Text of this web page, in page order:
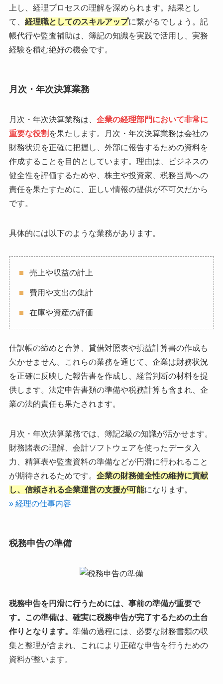
上し、経理プロセスの理解を深められます。結果とし
て、 経理職としてのスキルアップに繋がるでしょう。記
帳代行や監査補助は、簿記の知識を実践で活用し、実務
経験を積む絶好の機会です。
月次・年次決算業務
月次・年次決算業務は、 企業の経理部門において非常に
重要な役割 を果たします。月次・年次決算業務は会社の
財務状況を正確に把握し、外部に報告するための資料を
作成することを目的としています。理由は、ビジネスの
健全性を評価するためや、株主や投資家、税務当局への
責任を果たすために、正しい情報の提供が不可欠だから
です。
具体的には以下のような業務があります。
売上や収益の計上
費用や支出の集計
在庫や資産の評価
仕訳帳の締めと合算、貸借対照表や損益計算書の作成も
欠かせません。これらの業務を通じて、企業は財務状況
を正確に反映した報告書を作成し、経営判断の材料を提
供します。法定申告書類の準備や税務計算も含まれ、企
業の法的責任も果たされます。
月次・年次決算業務では、簿記2級の知識が活かせます。
財務諸表の理解、会計ソフトウェアを使ったデータ入
力、精算表や監査資料の準備などが円滑に行われること
が期待されるためです。 企業の財務健全性の維持に貢献
し、信頼される企業運営の支援が可能になります。
» 経理の仕事内容
税務申告の準備
税務申告を円滑に行うためには、事前の準備が重要で
す。この準備は、確実に税務申告が完了するための土台
作りとなります。 準備の過程には、必要な財務書類の収
集と整理が含まれ、これにより正確な申告を行うための
資料が整います。